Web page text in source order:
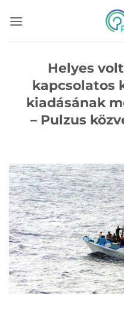
Helyes
kapcsolatos
kiadásának
– Pulzus